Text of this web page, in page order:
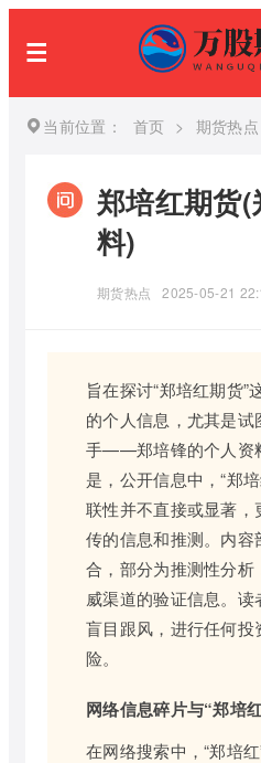
当前位置： 首页 > 期货热点
郑培红期货
料)
期货热点 2025-05-21
旨在探讨“郑培红期货”
的个人信息，尤其是
手——郑培锋的个人资
是，公开信息中，“郑
联性并不直接或显著
传的信息和推测。内
合，部分为推测性分析
威渠道的验证信息。
盲目跟风，进行任何
险。
网络信息碎片与“郑培
在网络搜索中，“郑培